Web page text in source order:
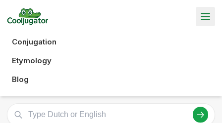
Conjugation
Etymology
Blog